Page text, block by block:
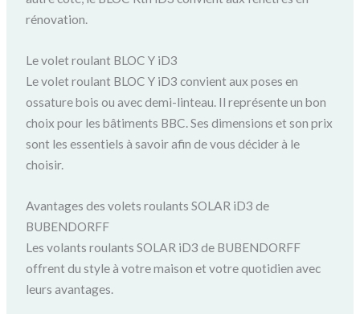
rénovation.
Le volet roulant BLOC Y iD3
Le volet roulant BLOC Y iD3 convient aux poses en
ossature bois ou avec demi-linteau. Il représente un bon
choix pour les bâtiments BBC. Ses dimensions et son prix
sont les essentiels à savoir afin de vous décider à le
choisir.
Avantages des volets roulants SOLAR iD3 de
BUBENDORFF
Les volants roulants SOLAR iD3 de BUBENDORFF
offrent du style à votre maison et votre quotidien avec
leurs avantages.